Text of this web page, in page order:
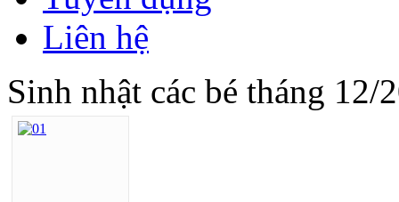
Liên hệ
Sinh nhật các bé tháng 12/